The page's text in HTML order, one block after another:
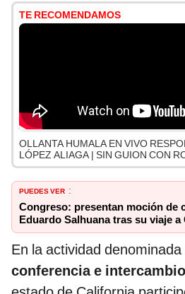
TE RECOMENDAMOS
OLLANTA HUMALA EN VIVO
LÓPEZ ALIAGA | SIN GUION CON
PUEDES VER :
Congreso: presentan moción de
Eduardo Salhuana tras su viaje a
En la actividad denominada
conferencia e